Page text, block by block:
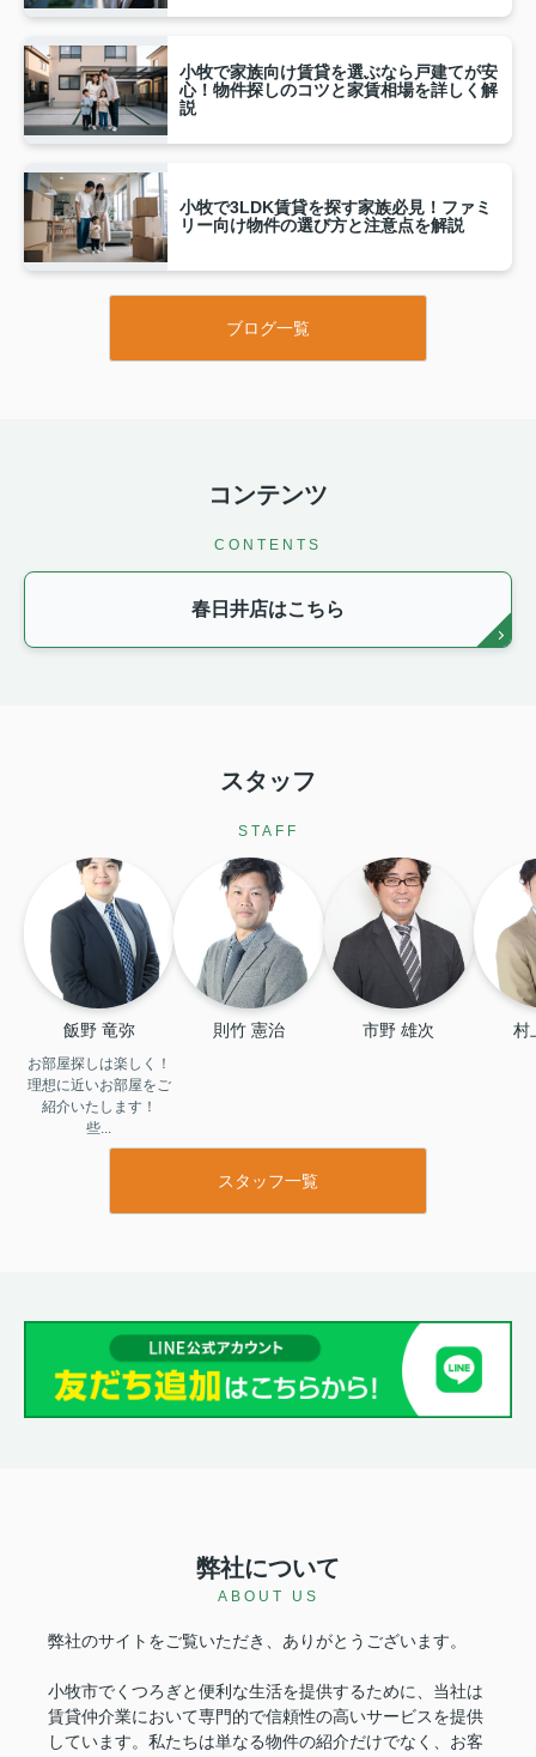
小牧で家族向け賃貸を選ぶなら戸建てが安
心！物件探しのコツと家賃相場を詳しく解
説
小牧で3LDK賃貸を探す家族必見！ファミ
リー向け物件の選び方と注意点を解説
ブログ一覧
コンテンツ
CONTENTS
春日井店はこちら
スタッフ
STAFF
飯野 竜弥
お部屋探しは楽しく！
理想に近いお部屋をご
紹介いたします！
些...
則竹 憲治 市野 雄次 村
スタッフ一覧
弊社について
ABOUT US
弊社のサイトをご覧いただき、ありがとうございます。
小牧市でくつろぎと便利な生活を提供するために、当社は
賃貸仲介業において専門的で信頼性の高いサービスを提供
しています。私たちは単なる物件の紹介だけでなく、お客